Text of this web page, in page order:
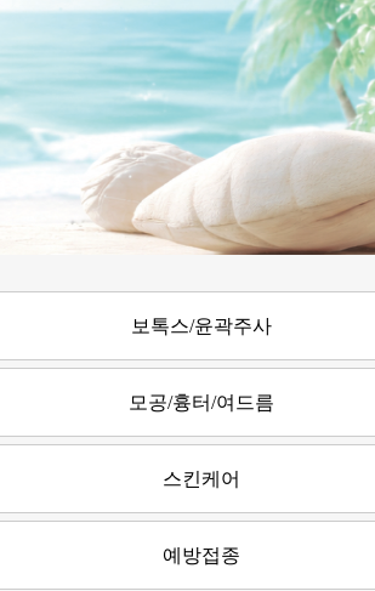
보톡스/윤곽주사
모공/흉터/여드름
스킨케어
예방접종